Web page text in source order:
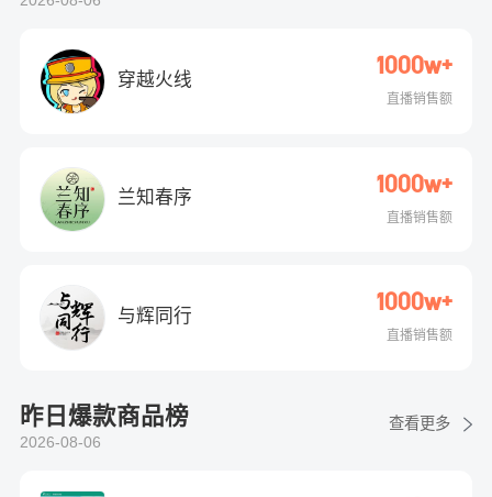
穿越火线
1000w+
直播销售额
兰知春序
1000w+
直播销售额
与辉同行
1000w+
直播销售额
昨日爆款商品榜
2026-08-06
查看更多